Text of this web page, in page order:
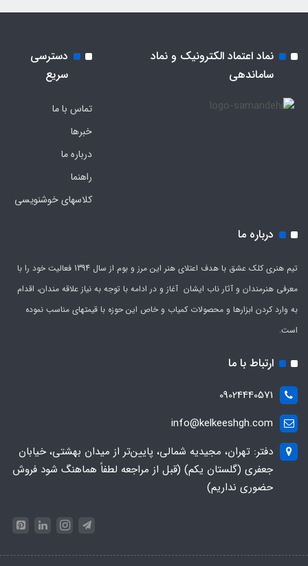
نماد اعتماد الکترونیک و نماد
ساماندهی
دسترسی
سریع
تماس با ما
خبرها
درباره ما
راهنما
کلاسهای خوشنویسی
درباره ما
تیم هنری کلک عشق با هدف اعتلای هنر این مرز و بوم از سال 1394 فعالیت خود را با
معرفی هنرمندان و آثار ناب ایشان آغاز و در ادامه با توجه به نیاز علاقه مندان، اقدام
به وارد کردن ابزارها و محصولات کمیاب و خاص این حوزه با قیمتهای مناسب نموده
است.
ارتباط با ما
09024440571
info@kelkeeshgh.com
دفتر: تهران، مجیدیه شمالی، پایین‌تر از میدان بهشتی، خیابان
جعفری (گلستان یکم) (قبل از مراجعه لطفاً هماهنگ شود فروش
حضوری نداریم)